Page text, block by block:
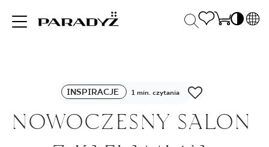
UK
RU
INSPIRACJE
PRODUKTY
INSPIRACJE 1 min. czytania
NOWOCZESNY SALON